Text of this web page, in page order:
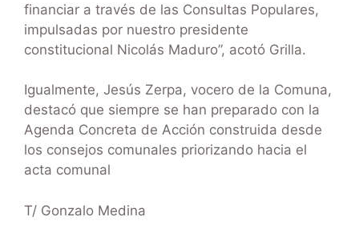
financiar a través de las Consultas Populares,
impulsadas por nuestro presidente
constitucional Nicolás Maduro”, acotó Grilla.
Igualmente, Jesús Zerpa, vocero de la Comuna,
destacó que siempre se han preparado con la
Agenda Concreta de Acción construida desde
los consejos comunales priorizando hacia el
acta comunal
T/ Gonzalo Medina